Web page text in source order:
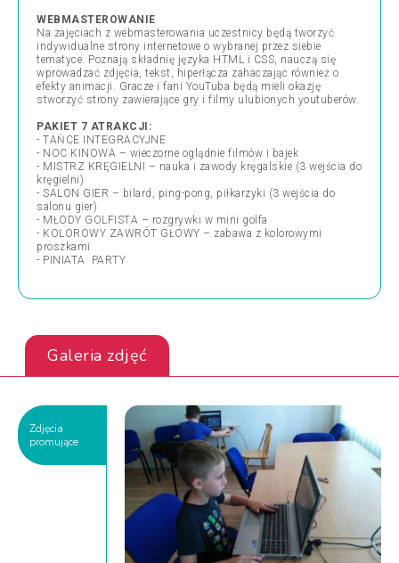
WEBMASTEROWANIE
Na zajęciach z webmasterowania uczestnicy będą tworzyć
indywidualne strony internetowe o wybranej przez siebie
tematyce. Poznają składnię języka HTML i CSS, nauczą się
wprowadzać zdjęcia, tekst, hiperłącza zahaczając również o
efekty animacji. Gracze i fani YouTuba będą mieli okazję
stworzyć strony zawierające gry i filmy ulubionych youtuberów.
PAKIET 7 ATRAKCJI:
- TAŃCE INTEGRACYJNE
- NOC KINOWA – wieczorne oglądnie filmów i bajek
- MISTRZ KRĘGIELNI – nauka i zawody kręgalskie (3 wejścia do
kręgielni)
- SALON GIER – bilard, ping-pong, piłkarzyki (3 wejścia do
salonu gier)
- MŁODY GOLFISTA – rozgrywki w mini golfa
- KOLOROWY ZAWRÓT GŁOWY – zabawa z kolorowymi
proszkami
- PINIATA PARTY
Galeria zdjęć
Zdjęcia
promujące